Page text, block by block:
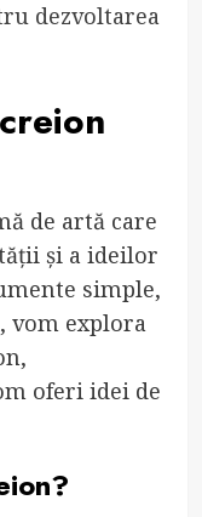
dezvoltarea
de artă care
și a ideilor
simple,
vom explora
oferi idei de